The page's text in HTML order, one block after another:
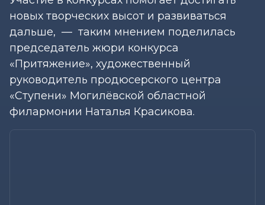
новых творческих высот и развиваться
дальше, — таким мнением поделилась
председатель жюри конкурса
«Притяжение», художественный
руководитель продюсерского центра
«Ступени» Могилёвской областной
филармонии Наталья Красикова.